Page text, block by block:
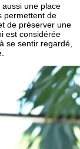
une place
permettent de
de préserver une
est considérée
se sentir regardé,